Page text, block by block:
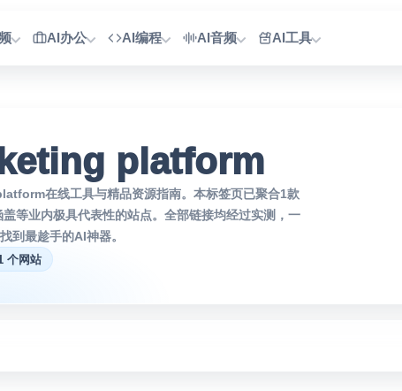
AI办公 AI编程 AI音频 AI工具
platform
在线工具与精品资源指南。本标签页已聚合1款
业内极具代表性的站点。全部链接均经过实测，一
到最趁手的AI神器。
个网站